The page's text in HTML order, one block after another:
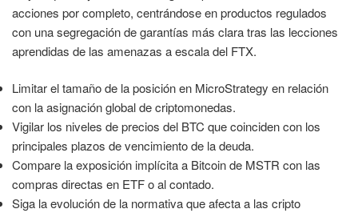
acciones por completo, centrándose en productos regulados
con una segregación de garantías más clara tras las lecciones
aprendidas de las amenazas a escala del FTX.
Limitar el tamaño de la posición en MicroStrategy en relación
con la asignación global de criptomonedas.
Vigilar los niveles de precios del BTC que coinciden con los
principales plazos de vencimiento de la deuda.
Compare la exposición implícita a Bitcoin de MSTR con las
compras directas en ETF o al contado.
Siga la evolución de la normativa que afecta a las cripto